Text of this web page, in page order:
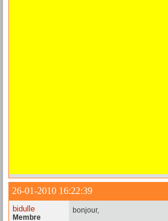
26-01-2010 16:22:39
bidulle
Membre
bonjour,